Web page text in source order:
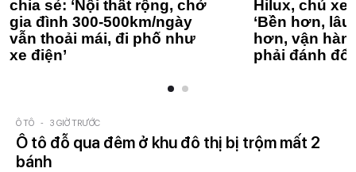
chia sẻ: ‘Nội thất rộng, chở
gia đình 300-500km/ngày
vẫn thoải mái, đi phố như
xe điện’
Hilux, chủ xe
‘Bền hơn,
hơn, vận
phải đánh
Ô TÔ - 3 GIỜ TRƯỚC
Ô tô đỗ qua đêm ở khu đô thị bị trộm mất 2
bánh